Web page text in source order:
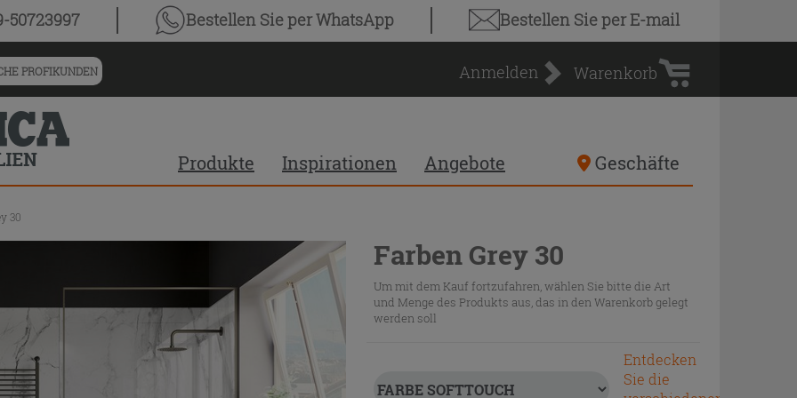
50723997 Bestellen Sieper WhatsApp Bestellen Sieper E-mail
PROFIKUNDEN Anmelden
Warenkorb
Warenkorb
Produkte Inspirationen Angebote Geschäfte
30
Farben Grey 30
Um mit dem Kauf fortzufahren, wählen Sie bitte die Art
und Menge des Produkts aus, das in den Warenkorb gelegt
werden soll
Entdecken
Sie die